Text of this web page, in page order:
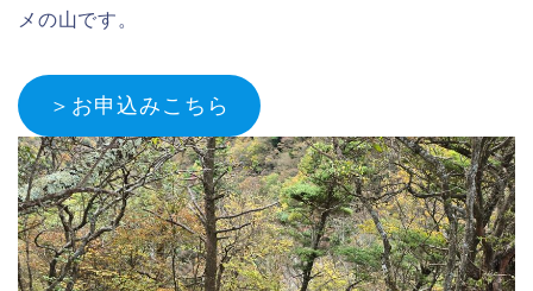
メの山です。
＞お申込みこちら